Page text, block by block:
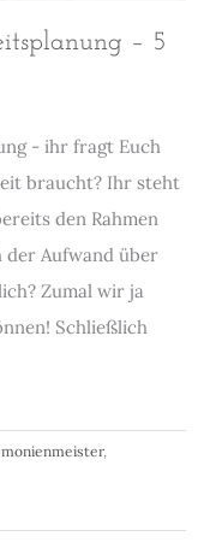
– 5
- ihr fragt Euch
braucht? Ihr steht
den Rahmen
der Aufwand über
Zumal wir ja
Schließlich
,